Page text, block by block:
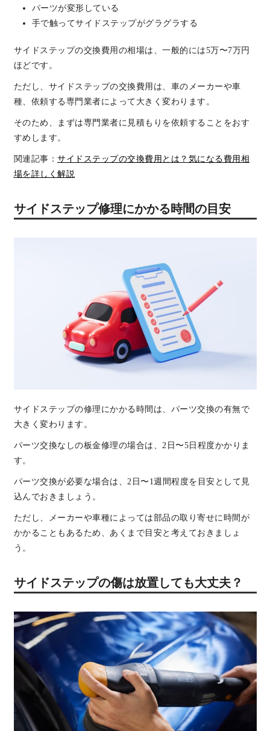
パーツが変形している
手で触ってサイドステップがグラグラする
サイドステップの交換費用の相場は、一般的には5万〜7万円
ほどです。
ただし、サイドステップの交換費用は、車のメーカーや車
種、依頼する専門業者によって大きく変わります。
そのため、まずは専門業者に見積もりを依頼することをおす
すめします。
関連記事： サイドステップの交換費用とは？気になる費用相
場を詳しく解説
サイドステップ修理にかかる時間の目安
サイドステップの修理にかかる時間は、パーツ交換の有無で
大きく変わります。
パーツ交換なしの板金修理の場合は、2日〜5日程度かかりま
す。
パーツ交換が必要な場合は、2日〜1週間程度を目安として見
込んでおきましょう。
ただし、メーカーや車種によっては部品の取り寄せに時間が
かかることもあるため、あくまで目安と考えておきましょ
う。
サイドステップの傷は放置しても大丈夫？